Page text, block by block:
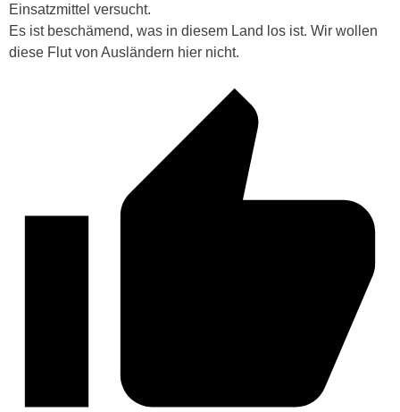
Einsatzmittel versucht.
Es ist beschämend, was in diesem Land los ist. Wir wollen
diese Flut von Ausländern hier nicht.